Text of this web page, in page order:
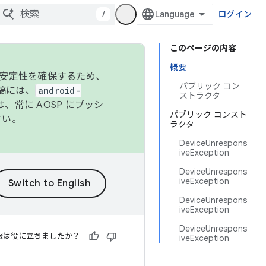
/ ログイン
このページの内容
概要
パブリック コン
ストラクタ
パブリック コンスト
ラクタ
DeviceUnrespons
iveException
DeviceUnrespons
iveException
DeviceUnrespons
iveException
DeviceUnrespons
iveException
性を確保するため、
は、
android-
常に AOSP にプッシ
。
は役に立ちましたか？